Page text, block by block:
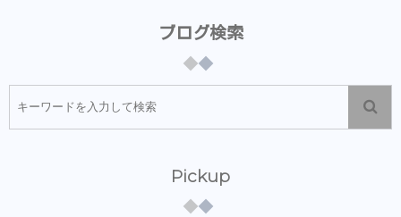
ブログ検索
Pickup